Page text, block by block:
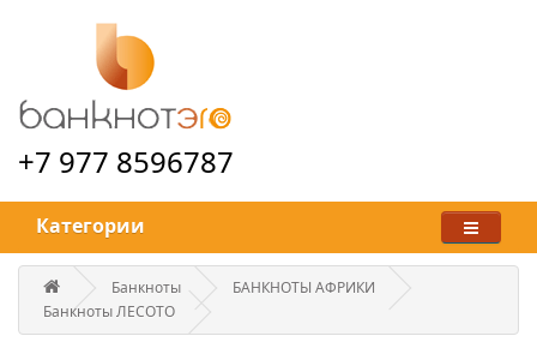
+7 977 8596787
Категории
Банкноты
БАНКНОТЫ АФРИКИ
Банкноты ЛЕСОТО